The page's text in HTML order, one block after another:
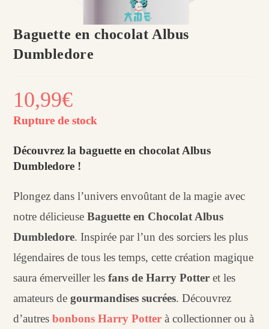
Baguette en chocolat Albus
Dumbledore
10,99€
Rupture de stock
Découvrez la baguette en chocolat Albus
Dumbledore !
Plongez dans l’univers envoûtant de la magie avec
notre délicieuseBaguette en Chocolat Albus
Dumbledore. Inspirée par l’un des sorciers les plus
légendaires de tous les temps, cette création magique
saura émerveiller lesfans de Harry Potter et les
amateurs degourmandises sucrées. Découvrez
d’autresbonbons Harry Potter à collectionner ou à